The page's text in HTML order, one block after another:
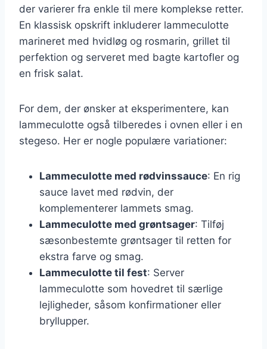
der varierer fra enkle til mere komplekse retter.
En klassisk opskrift inkluderer lammeculotte
marineret med hvidløg og rosmarin, grillet til
perfektion og serveret med bagte kartofler og
en frisk salat.
For dem, der ønsker at eksperimentere, kan
lammeculotte også tilberedes i ovnen eller i en
stegeso. Her er nogle populære variationer:
Lammeculotte med rødvinssauce: En rig
sauce lavet med rødvin, der
komplementerer lammets smag.
Lammeculotte med grøntsager: Tilføj
sæsonbestemte grøntsager til retten for
ekstra farve og smag.
Lammeculotte til fest: Server
lammeculotte som hovedret til særlige
lejligheder, såsom konfirmationer eller
bryllupper.